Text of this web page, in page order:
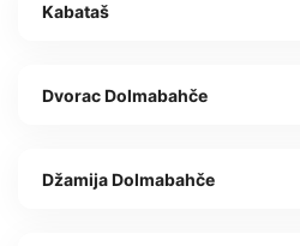
Kabataš
Dvorac Dolmabahče
Džamija Dolmabahče